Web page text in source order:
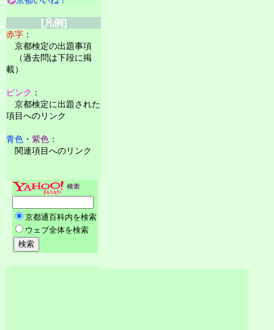
[凡例]
赤字 ：
京都検定の出題事項
（過去問は下段に掲
載）
ピンク ：
京都検定に出題された
項目へのリンク
青色 ・ 紫色 ：
関連項目へのリンク